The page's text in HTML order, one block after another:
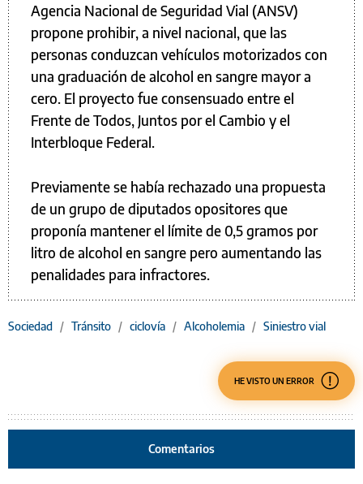
Agencia Nacional de Seguridad Vial (ANSV)
propone prohibir, a nivel nacional, que las
personas conduzcan vehículos motorizados con
una graduación de alcohol en sangre mayor a
cero. El proyecto fue consensuado entre el
Frente de Todos, Juntos por el Cambio y el
Interbloque Federal.
Previamente se había rechazado una propuesta
de un grupo de diputados opositores que
proponía mantener el límite de 0,5 gramos por
litro de alcohol en sangre pero aumentando las
penalidades para infractores.
Sociedad / Tránsito / ciclovía / Alcoholemia / Siniestro vial
HE VISTO UN ERROR
Comentarios